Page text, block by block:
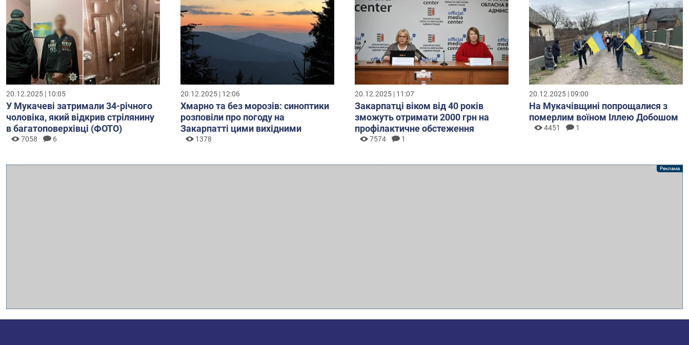
20.12.2025 | 10:05
У Мукачеві затримали 34-річного
чоловіка, який відкрив стрілянину
в багатоповерхівці (ФОТО)
7058 6
20.12.2025 | 12:06
Хмарно та без морозів: синоптики
розповіли про погоду на
Закарпатті цими вихідними
1378
20.12.2025 | 11:07
Закарпатці віком від 40 років
зможуть отримати 2000 грн на
профілактичне обстеження
7574 1
20.12.2025 | 09:00
На Мукачівщині попрощалися з
померлим воїном Іллею Добошом
4451 1